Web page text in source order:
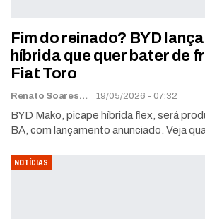
Fim do reinado? BYD
híbrida que quer bater de
Fiat Toro
Renato Soares 19/05/2026 - 07:32
BYD Mako, picape híbrida flex, será
BA, com lançamento anunciado. Veja
NOTÍCIAS